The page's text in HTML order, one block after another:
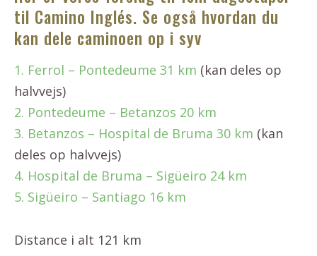
til Camino Inglés. Se også hvordan du
kan dele caminoen op i syv
1. Ferrol – Pontedeume 31 km (kan deles op
halvvejs)
2. Pontedeume – Betanzos 20 km
3. Betanzos – Hospital de Bruma 30 km (kan
deles op halvvejs)
4. Hospital de Bruma – Sigüeiro 24 km
5. Sigüeiro – Santiago 16 km
Distance i alt 121 km